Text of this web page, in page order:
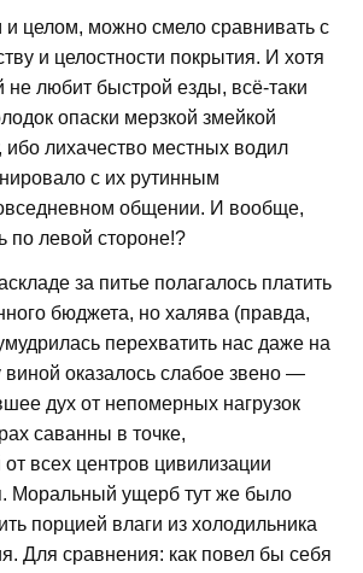
целом, можно смело сравнивать с
и целостности покрытия. И хотя
не любит быстрой езды, всё-таки
опаски мерзкой змейкой
ибо лихачество местных водил
с их рутинным
общении. И вообще,
по левой стороне!?
за питье полагалось платить
бюджета, но халява (правда,
перехватить нас даже на
виной оказалось слабое звено —
дух от непомерных нагрузок
саванны в точке,
всех центров цивилизации
Моральный ущерб тут же было
порцией влаги из холодильника
Для сравнения: как повел бы себя